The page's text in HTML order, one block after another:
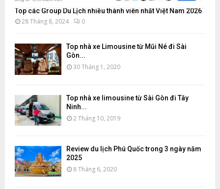
Top các Group Du Lịch nhiều thành viên nhất Việt Nam 2026
28 Tháng 8, 2024 0
Top nhà xe Limousine từ Mũi Né đi Sài
Gòn...
30 Tháng 1, 2020
Top nhà xe limousine từ Sài Gòn đi Tây
Ninh...
2 Tháng 10, 2019
Review du lịch Phú Quốc trong 3 ngày năm
2025
8 Tháng 6, 2020